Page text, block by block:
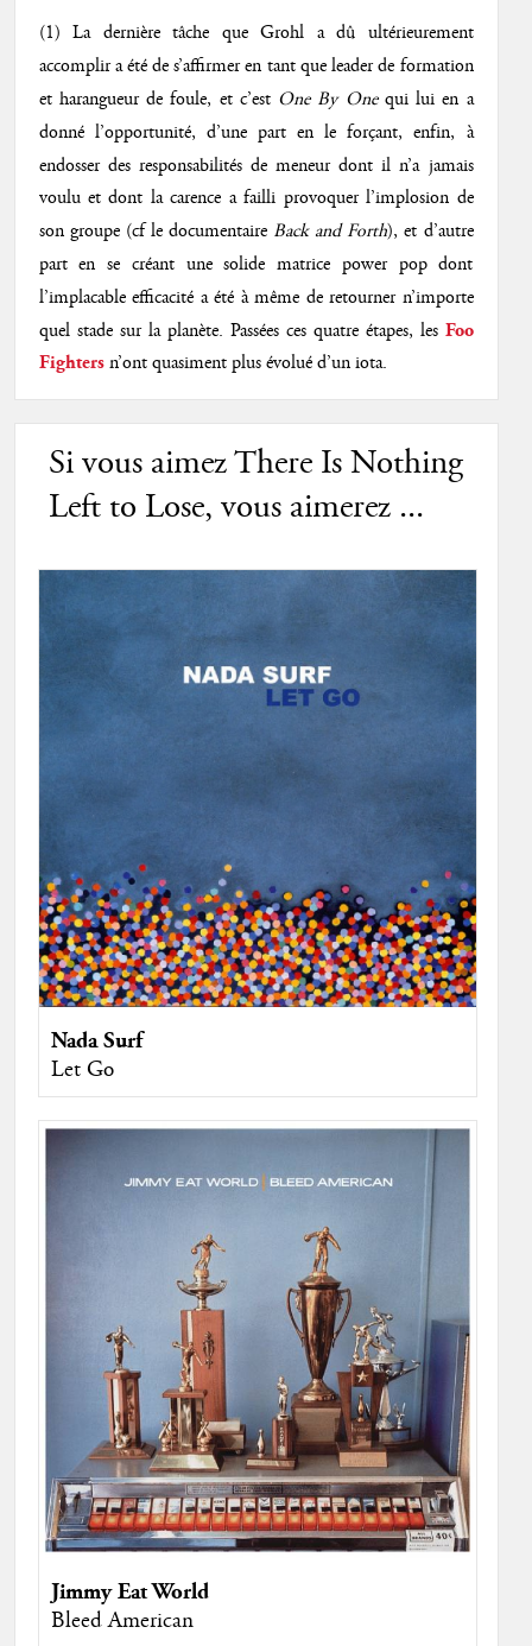
(1) La dernière tâche que Grohl a dû ultérieurement
accomplir a été de s’affirmer en tant que leader de formation
et harangueur de foule, et c’est One By Onequi lui en a
donné l’opportunité, d’une part en le forçant, enfin, à
endosser des responsabilités de meneur dont il n’a jamais
voulu et dont la carence a failli provoquer l’implosion de
son groupe (cf le documentaire Back and Forth), et d’autre
part en se créant une solide matrice power pop dont
l’implacable efficacité a été à même de retourner n’importe
quel stade sur la planète. Passées ces quatre étapes, lesFoo
Fighters n’ont quasiment plus évolué d’un iota.
Si vous aimez There Is Nothing
Left to Lose, vous aimerez ...
Nada Surf
Let Go
Jimmy Eat World
Bleed American